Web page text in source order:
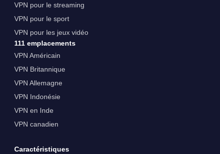
VPN pour le streaming
VPN pour le sport
VPN pour les jeux vidéo
111 emplacements
VPN Américain
VPN Britannique
VPN Allemagne
VPN Indonésie
VPN en Inde
VPN canadien
Caractéristiques